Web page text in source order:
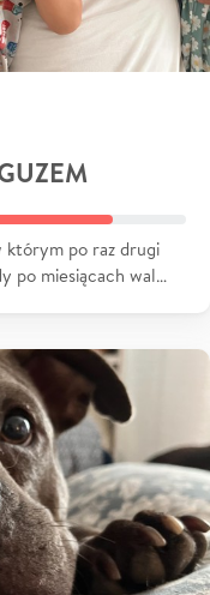
którym po raz drugi
po miesiącach wal…